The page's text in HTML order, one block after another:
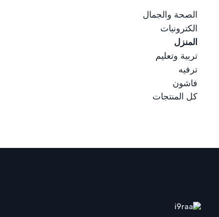
الصحة والجمال
الكترونيات
المنزل
تربية وتعليم
ترفيه
فاشون
كل المنتجات